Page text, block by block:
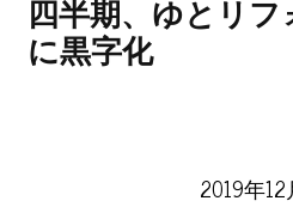
四半期、ゆとリフ
に黒字化
2019年12